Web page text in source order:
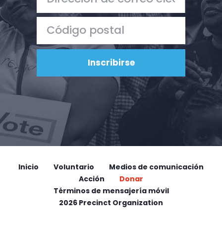
Inicio Voluntario
Medios de comunicación
Acción
Donar
Términos de mensajería móvil
2026 Precinct Organization